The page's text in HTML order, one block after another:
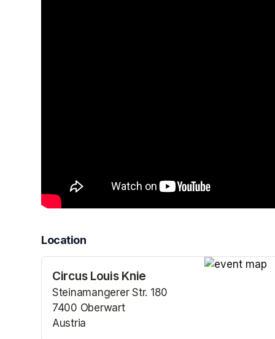
Location
Circus Louis Knie
Steinamangerer Str. 180
7400 Oberwart
Austria